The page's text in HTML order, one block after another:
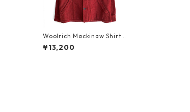
Woolrich Mackinaw Shirt
Red
¥13,200